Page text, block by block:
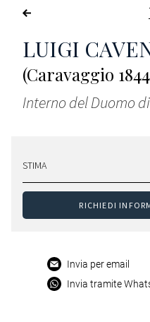
LUIGI
(Caravaggio
Interno del Duomo
STIMA
RICHIEDI
Invia per email
Invia tramite